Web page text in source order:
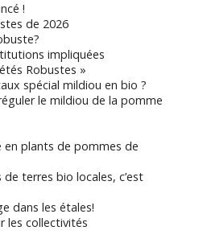
!
de 2026
impliquées
Robustes »
spécial mildiou en bio ?
le mildiou de la pomme
en plants de pommes de
terres bio locales, c’est
dans les étales!
les collectivités